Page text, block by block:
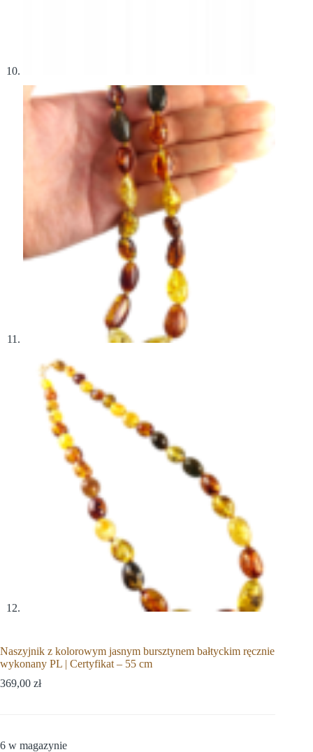
Naszyjnik z kolorowym jasnym bursztynem bałtyckim ręcznie
wykonany PL | Certyfikat – 55 cm
369,00 zł
6 w magazynie